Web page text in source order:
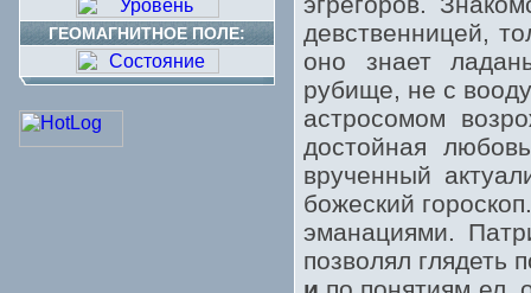
ГЕОМАГНИТНОЕ ПОЛЕ:
девственницей,
оно знает
рубище, не с
астросомом
достойная
врученный
божеский
эманациями.
позволял глядеть